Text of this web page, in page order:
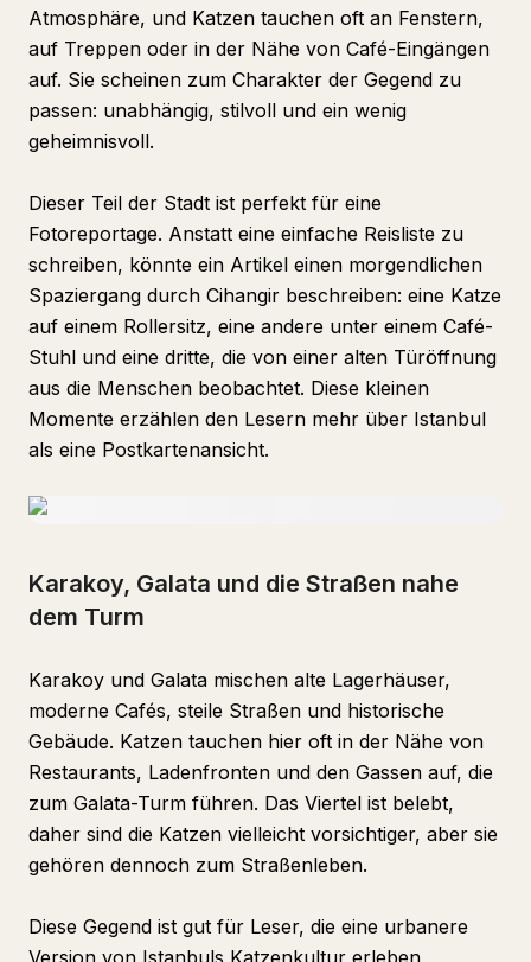
Atmosphäre, und Katzen tauchen oft an Fenstern,
auf Treppen oder in der Nähe von Café-Eingängen
auf. Sie scheinen zum Charakter der Gegend zu
passen: unabhängig, stilvoll und ein wenig
geheimnisvoll.
Dieser Teil der Stadt ist perfekt für eine
Fotoreportage. Anstatt eine einfache Reisliste zu
schreiben, könnte ein Artikel einen morgendlichen
Spaziergang durch Cihangir beschreiben: eine Katze
auf einem Rollersitz, eine andere unter einem Café-
Stuhl und eine dritte, die von einer alten Türöffnung
aus die Menschen beobachtet. Diese kleinen
Momente erzählen den Lesern mehr über Istanbul
als eine Postkartenansicht.
Karakoy, Galata und die Straßen nahe
dem Turm
Karakoy und Galata mischen alte Lagerhäuser,
moderne Cafés, steile Straßen und historische
Gebäude. Katzen tauchen hier oft in der Nähe von
Restaurants, Ladenfronten und den Gassen auf, die
zum Galata-Turm führen. Das Viertel ist belebt,
daher sind die Katzen vielleicht vorsichtiger, aber sie
gehören dennoch zum Straßenleben.
Diese Gegend ist gut für Leser, die eine urbanere
Version von Istanbuls Katzenkultur erleben